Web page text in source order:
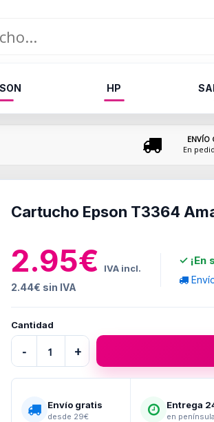
HP
ENVÍO
En
Cartucho Epson T3364
2.95€ IVA incl.
2.44€ sin IVA
✓ ¡En
Cantidad
- +
Envío gratis
desde 29€
Entrega
en península